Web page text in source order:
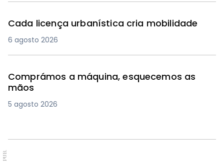
Cada licença urbanística cria mobilidade
6 agosto 2026
Comprámos a máquina, esquecemos as
mãos
5 agosto 2026
PUB.